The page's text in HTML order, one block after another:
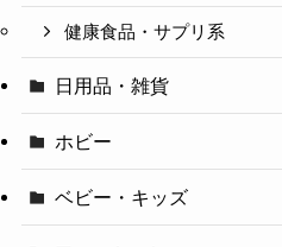
健康食品・サプリ系
日用品・雑貨
ホビー
ベビー・キッズ